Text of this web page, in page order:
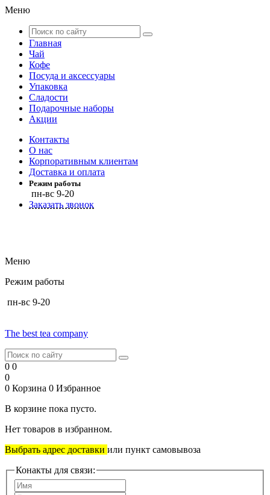
Меню
Главная
Чай
Кофе
Посуда и аксессуары
Упаковка
Сладости
Подарочные наборы
Акции
Контакты
О нас
Корпоративным клиентам
Доставка и оплата
Режим работы
пн-вс 9-20
Заказать звонок
Меню
Режим работы
пн-вс 9-20
The best tea company
0 0
0
0 Корзина 0 Избранное
В корзине пока пусто.
Нет товаров в избранном.
Выбрать адрес доставки или пункт самовывоза
Конакты для связи: